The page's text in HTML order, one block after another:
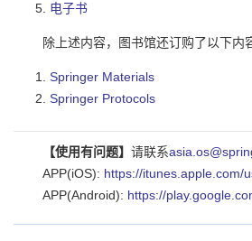
电子书
除上述内容，图书馆还订购了以下内
Springer Materials
Springer Protocols
【使用有问题】请联系
APP(iOS): https://itunes.apple.com/
APP(Android): https://